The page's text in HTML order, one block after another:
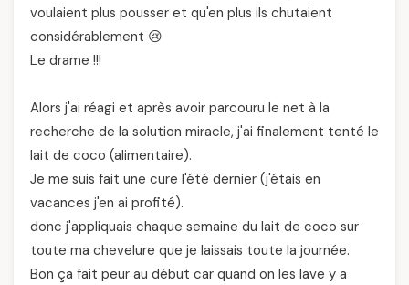
voulaient plus pousser et qu'en plus ils chutaient
considérablement 😢
Le drame !!!
Alors j'ai réagi et après avoir parcouru le net à la
recherche de la solution miracle, j'ai finalement tenté le
lait de coco (alimentaire).
Je me suis fait une cure l'été dernier (j'étais en
vacances j'en ai profité).
donc j'appliquais chaque semaine du lait de coco sur
toute ma chevelure que je laissais toute la journée.
Bon ça fait peur au début car quand on les lave y a